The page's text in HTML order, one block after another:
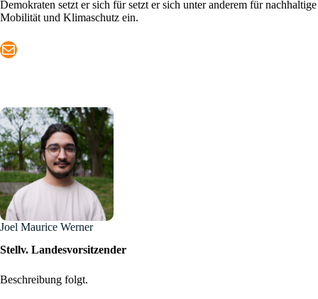
Demokraten setzt er sich für setzt er sich unter anderem für nachhaltige
Mobilität und Klimaschutz ein.
Mail
Joel Maurice Werner
Stellv. Landesvorsitzender
Beschreibung folgt.